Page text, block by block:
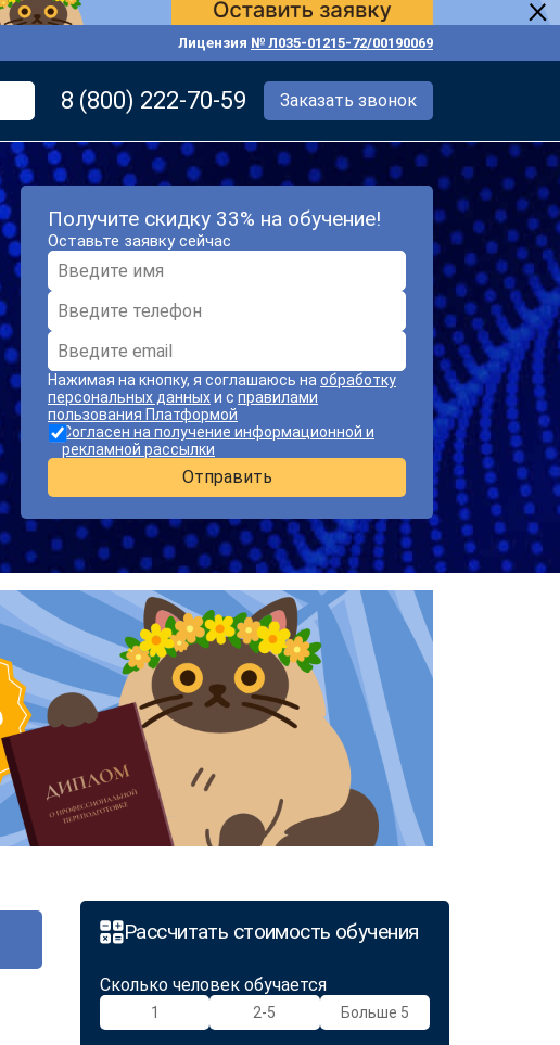
Лицензия № Л035-01215-72/00190069
8 (800) 222-70-59 Заказать звонок
Получите скидку 33% на обучение!
Оставьте заявку сейчас
Нажимая на кнопку, я соглашаюсь на обработку
персональных данныхи с правилами
пользования Платформой
Согласен на получение информационной и
рекламной рассылки
Отправить
Рассчитать стоимость обучения
Сколько человек обучается
1 2-5 Больше 5